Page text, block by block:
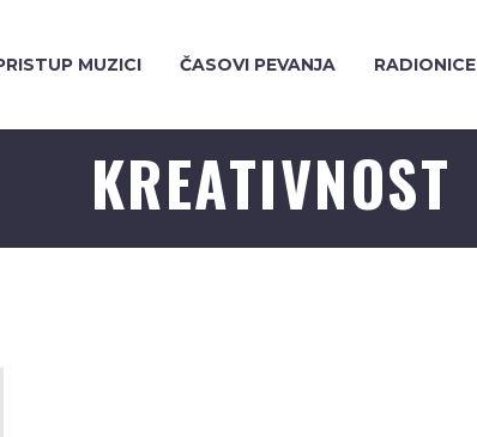
MUZICI ČASOVI PEVANJA RADIONICE
KREATIVNOST